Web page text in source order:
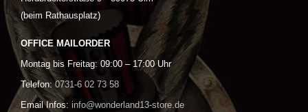
(beim Rathausplatz)
OFFICE MAILORDER
Montag bis Freitag: 09:00 – 17:00 Uhr
Telefon: 0731-6 02 73 58
Email Infos: info@wonderland13-store.de